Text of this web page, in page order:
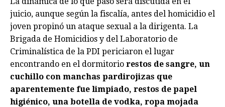
juicio, aunque según la fiscalía, antes del homicidio el
joven propinó un ataque sexual a la dirigenta. La
Brigada de Homicidios y del Laboratorio de
Criminalística de la PDI periciaron el lugar
encontrando en el dormitorio restos de sangre, un
cuchillo con manchas pardirojizas que
aparentemente fue limpiado, restos de papel
higiénico, una botella de vodka, ropa mojada